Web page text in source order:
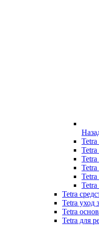
Tetra
Tetra
Tetra
Tetra уход
Tetra
Tetra для